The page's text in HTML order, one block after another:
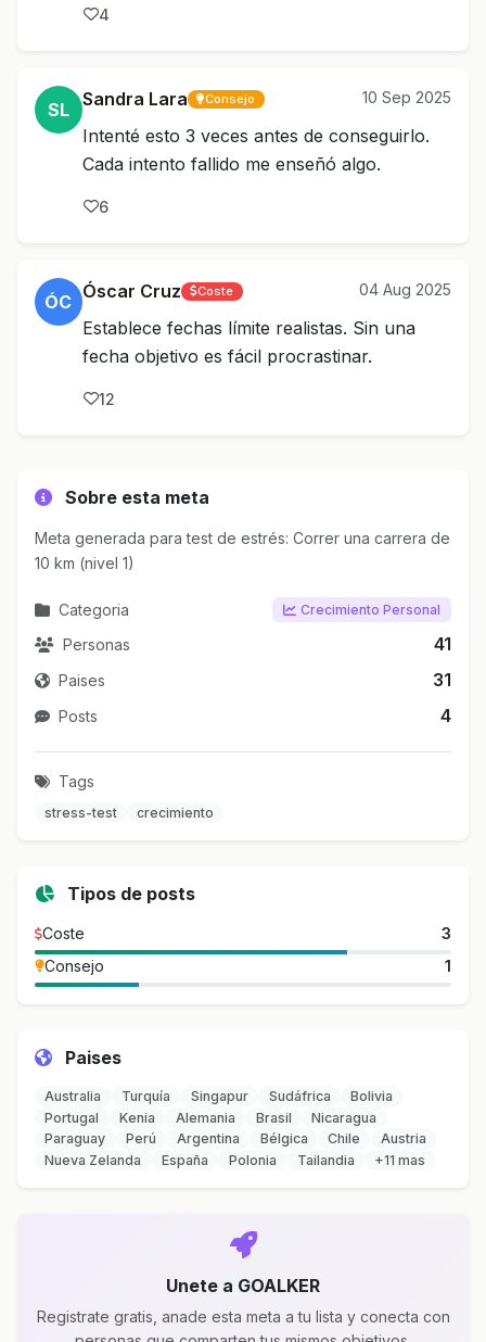
4
SL Sandra Lara Consejo 10 Sep 2025
Intenté esto 3 veces antes de conseguirlo.
Cada intento fallido me enseñó algo.
6
ÓC Óscar Cruz Coste 04 Aug 2025
Establece fechas límite realistas. Sin una
fecha objetivo es fácil procrastinar.
12
Sobre esta meta
Meta generada para test de estrés: Correr una carrera de
10 km (nivel 1)
Categoria Crecimiento Personal
Personas 41
Paises 31
Posts 4
Tags
stress-test crecimiento
Tipos de posts
Coste
3
Consejo
1
Paises
Australia Turquía Singapur Sudáfrica
Bolivia
Portugal
Kenia Alemania Brasil
Nicaragua
Paraguay
Perú Argentina Bélgica Chile
Austria
Nueva Zelanda
España Polonia Tailandia +11 mas
Unete a GOALKER
Registrate gratis, anade esta meta a tu lista y conecta con